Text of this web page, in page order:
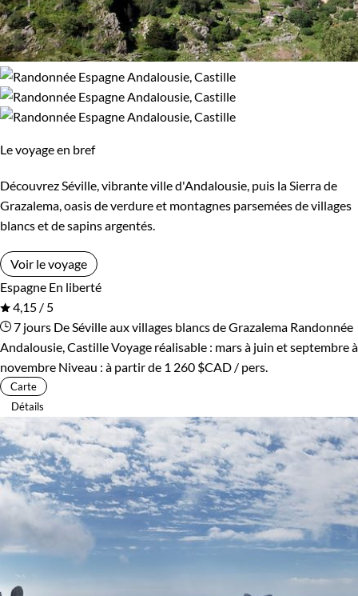
Le voyage en bref
Découvrez Séville, vibrante ville d'Andalousie, puis la Sierra de
Grazalema, oasis de verdure et montagnes parsemées de villages
blancs et de sapins argentés.
Voir le voyage
Espagne En liberté
4,15 / 5
7 jours De Séville aux villages blancs de Grazalema Randonnée
Andalousie, CastilleVoyage réalisable : mars à juin et septembre à
novembre Niveau : à partir de 1 260 $CAD / pers.
Carte
Détails